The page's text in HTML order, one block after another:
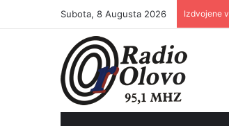
Subota, 8 Augusta 2026 Izdvojene